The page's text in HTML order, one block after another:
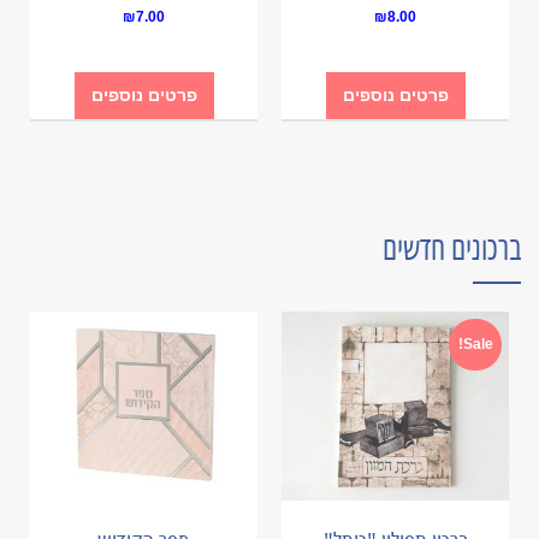
₪8.00
פרטים נוספים
₪7.00
פרטים נוספים
ברכונים חדשים
Sale!